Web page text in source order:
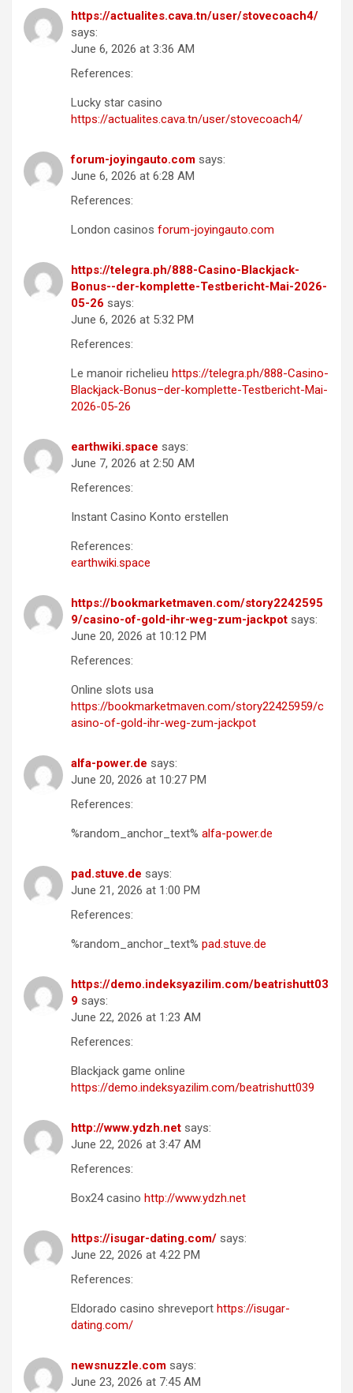
https://actualites.cava.tn/user/stovecoach4/
says:
June 6, 2026 at 3:36 AM
References:
Lucky star casino
https://actualites.cava.tn/user/stovecoach4/
forum-joyingauto.com says:
June 6, 2026 at 6:28 AM
References:
London casinos forum-joyingauto.com
https://telegra.ph/888-Casino-Blackjack-
Bonus--der-komplette-Testbericht-Mai-2026-
05-26 says:
June 6, 2026 at 5:32 PM
References:
Le manoir richelieu https://telegra.ph/888-Casino-
Blackjack-Bonus–der-komplette-Testbericht-Mai-
2026-05-26
earthwiki.space says:
June 7, 2026 at 2:50 AM
References:
Instant Casino Konto erstellen
References:
earthwiki.space
https://bookmarketmaven.com/story2242595
9/casino-of-gold-ihr-weg-zum-jackpot says:
June 20, 2026 at 10:12 PM
References:
Online slots usa
https://bookmarketmaven.com/story22425959/c
asino-of-gold-ihr-weg-zum-jackpot
alfa-power.de says:
June 20, 2026 at 10:27 PM
References:
%random_anchor_text% alfa-power.de
pad.stuve.de says:
June 21, 2026 at 1:00 PM
References:
%random_anchor_text% pad.stuve.de
https://demo.indeksyazilim.com/beatrishutt03
9 says:
June 22, 2026 at 1:23 AM
References:
Blackjack game online
https://demo.indeksyazilim.com/beatrishutt039
http://www.ydzh.net says:
June 22, 2026 at 3:47 AM
References:
Box24 casino http://www.ydzh.net
https://isugar-dating.com/ says:
June 22, 2026 at 4:22 PM
References:
Eldorado casino shreveport https://isugar-
dating.com/
newsnuzzle.com says:
June 23, 2026 at 7:45 AM